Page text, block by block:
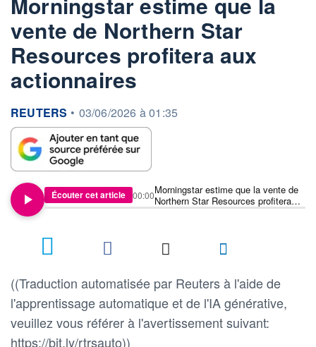
vente de Northern Star
Resources profitera aux
actionnaires
information fournie par
REUTERS • 03/06/2026 à 01:35
Écouter cet article
Morningstar estime que la vente de
Northern Star Resources profitera
aux actionnaires
00:00
((Traduction automatisée par Reuters à l'aide de
l'apprentissage automatique et de l'IA générative,
veuillez vous référer à l'avertissement suivant:
https://bit.ly/rtrsauto))